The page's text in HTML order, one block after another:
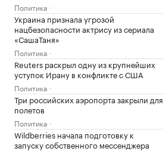
Политика
Украина признала угрозой
нацбезопасности актрису из сериала
«СашаТаня»
Политика
Reuters раскрыл одну из крупнейших
уступок Ирану в конфликте с США
Политика
Три российских аэропорта закрыли для
полетов
Политика
Wildberries начала подготовку к
запуску собственного мессенджера